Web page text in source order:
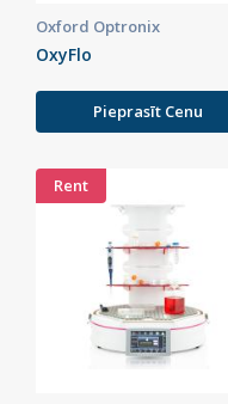
Oxford Optronix
OxyFlo
Pieprasīt Cenu
Rent